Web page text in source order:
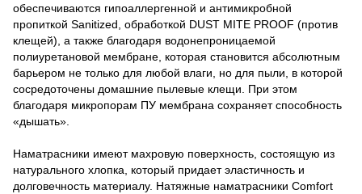
обеспечиваются гипоаллергенной и антимикробной
пропиткой Sanitized, обработкой DUST MITE PROOF (против
клещей), а также благодаря водонепроницаемой
полиуретановой мембране, которая становится абсолютным
барьером не только для любой влаги, но для пыли, в которой
сосредоточены домашние пылевые клещи. При этом
благодаря микропорам ПУ мембрана сохраняет способность
«дышать».
Наматрасники имеют махровую поверхность, состоящую из
натурального хлопка, который придает эластичность и
долговечность материалу. Натяжные наматрасники Comfort